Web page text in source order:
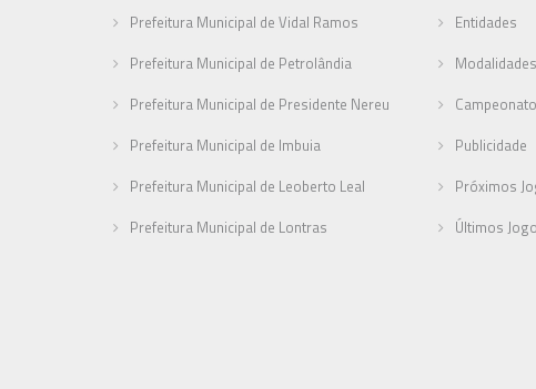
Prefeitura Municipal de Vidal Ramos
Prefeitura Municipal de Petrolândia
Prefeitura Municipal de Presidente Nereu
Prefeitura Municipal de Imbuia
Prefeitura Municipal de Leoberto Leal
Prefeitura Municipal de Lontras
Entidades
Modalidades
Publicidade
Próximos
Últimos